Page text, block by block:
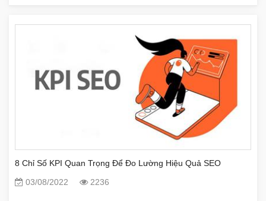
8 Chỉ Số KPI Quan Trọng Để Đo Lường Hiệu Quả SEO
03/08/2022
2236